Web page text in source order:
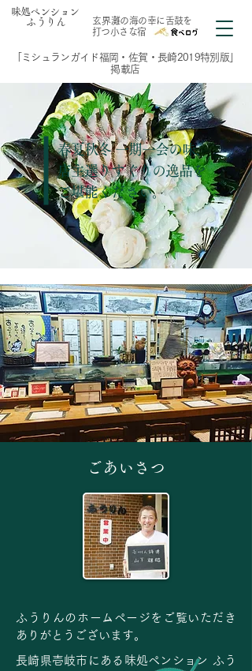
味処ペンション
ふうりん
​玄界灘の海の幸に舌鼓を
打つ小さな宿
「ミシュランガイド福岡・佐賀・長崎2019特別版」
掲載店
春夏秋冬 一期一会の味、
店主選りすぐりの逸品を
ご堪能ください。
ごあいさつ
ふうりんのホームページをご覧いただき
ありがとうございます。
長崎県壱岐市にある味処ペンション ふう